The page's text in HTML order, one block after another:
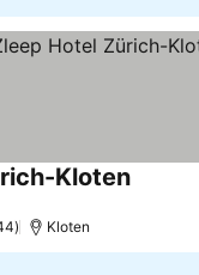
KlotenSe priser
Kloten